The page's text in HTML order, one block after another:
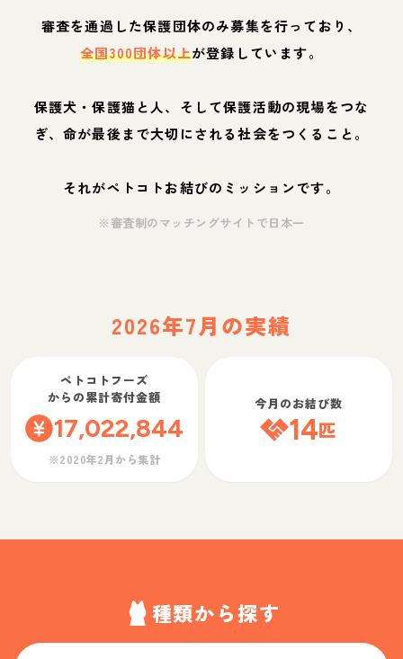
審査を通過した保護団体のみ募集を行っており、
全国300団体以上が登録しています。
保護犬・保護猫と人、そして保護活動の現場をつな
ぎ、命が最後まで大切にされる社会をつくること。
それがペトコトお結びのミッションです。
※審査制のマッチングサイトで日本一
2026年7月の実績
ペトコトフーズ
からの累計寄付金額
17,022,844
※2020年2月から集計
今月のお結び数
14匹
種類から探す